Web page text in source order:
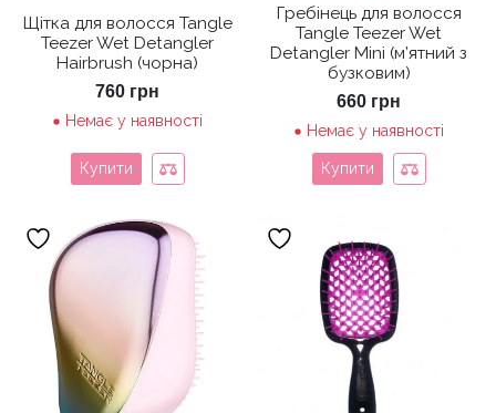
Щітка для волосся Tangle
Teezer Wet Detangler
Hairbrush (чорна)
760 грн
Немає у наявності
Купити
Гребінець для волосся
Tangle Teezer Wet
Detangler Mini (м’ятний з
бузковим)
660 грн
Немає у наявності
Купити